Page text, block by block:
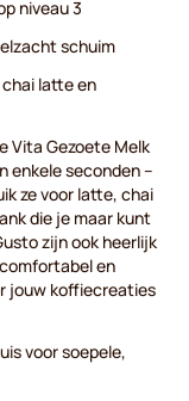
niveau 3
schuim
latte en
Vita Gezoete Melk
enkele seconden –
ze voor latte, chai
die je maar kunt
zijn ook heerlijk
en
jouw koffiecreaties
voor soepele,